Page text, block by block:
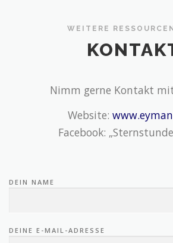
WEITERE
Nimm gerne Kontakt
Website:
Facebook:
DEIN NAME
DEINE E-MAIL-ADRESSE